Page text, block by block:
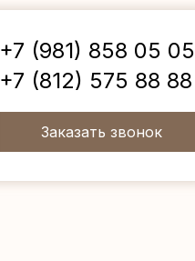
+7 (812) 575 88 88
Заказать звонок
+7 (981) 858 05 05